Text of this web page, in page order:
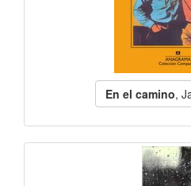
En el camino,